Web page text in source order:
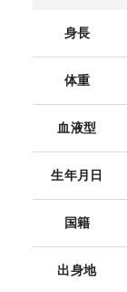
身長
体重
血液型
生年月日
国籍
出身地